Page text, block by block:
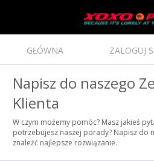
GŁÓWNA ZALOGUJ
Napisz do naszego
Klienta
W czym możemy pomóc? Masz jakieś
potrzebujesz naszej porady? Napisz do
znaleźć najlepsze rozwiązanie.